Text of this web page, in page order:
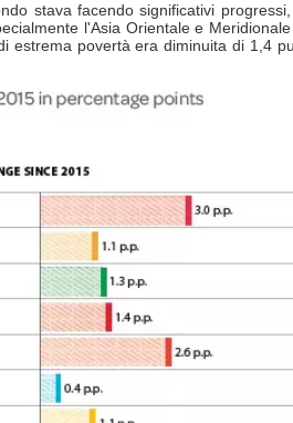
stava facendo significativi
l'Asia Orientale e
povertà era diminuita di 1,4